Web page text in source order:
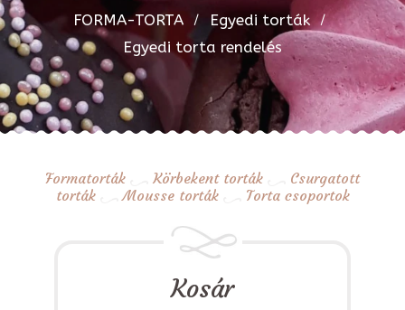
FORMA-TORTA
Egyedi torták
Egyedi torta rendelés
Formatorták Körbekent torták
Csurgatott
torták
Mousse torták Torta csoportok
Kosár